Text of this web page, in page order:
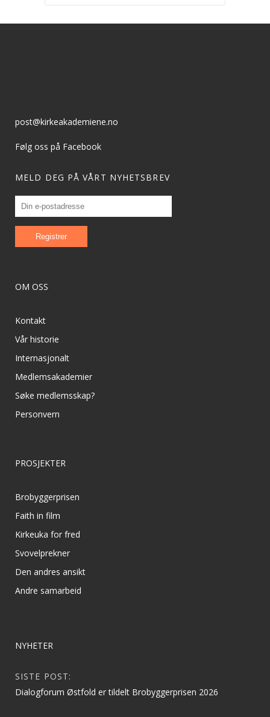
post@kirkeakademiene.no
Følg oss på Facebook
MELD DEG PÅ VÅRT NYHETSBREV
OM OSS
Kontakt
Vår historie
Internasjonalt
Medlemsakademier
Søke medlemsskap?
Personvern
PROSJEKTER
Brobyggerprisen
Faith in film
Kirkeuka for fred
Svovelprekner
Den andres ansikt
Andre samarbeid
NYHETER
SISTE POST:
Dialogforum Østfold er tildelt Brobyggerprisen 2026